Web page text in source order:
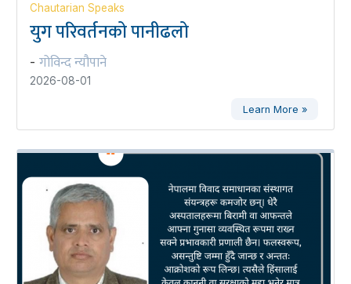
Chautarian Speaks
युग परिवर्तनको पानीढलो
- गोविन्द न्यौपाने
2026-08-01
Learn More »